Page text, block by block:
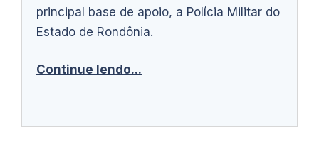
principal base de apoio, a Polícia Militar do
Estado de Rondônia.
Continue lendo...